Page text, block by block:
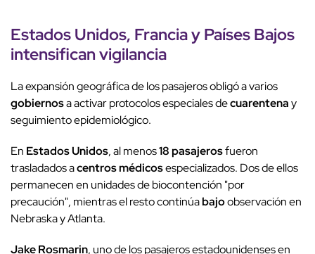
Estados Unidos, FranciayPaíses Bajos
intensifican vigilancia
La expansión geográfica de los pasajeros obligó a varios
gobiernosa activar protocolos especiales decuarentenay
seguimiento epidemiológico.
En Estados Unidos, al menos18 pasajerosfueron
trasladados acentros médicosespecializados. Dos de ellos
permanecen en unidades de biocontención "por
precaución", mientras el resto continúabajoobservación en
Nebraska y Atlanta.
Jake Rosmarin, uno de los pasajeros estadounidenses en